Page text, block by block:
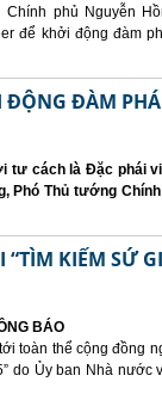
phủ Nguyễn
để khởi động đàm
ĐỘNG ĐÀM
tư cách là Đặc phái
Phó Thủ tướng
KIẾM SỨ
BÁO
toàn thể cộng đồng
do Ủy ban Nhà